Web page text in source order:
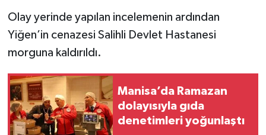
Olay yerinde yapılan incelemenin ardından
Yiğen’in cenazesi Salihli Devlet Hastanesi
morguna kaldırıldı.
Manisa’da Ramazan
dolayısıyla gıda
denetimleri yoğunlaştı